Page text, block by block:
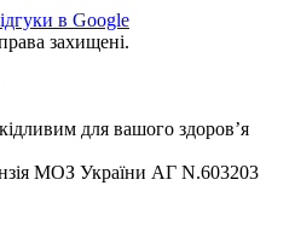
в Google
захищені.
для вашого здоров’я
МОЗ України АГ N.603203